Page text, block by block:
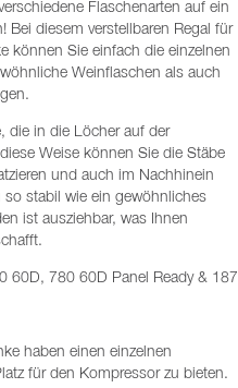
Flaschenarten auf ein
Bei diesem verstellbaren Regal für
können Sie einfach die einzelnen
Weinflaschen als auch
die in die Löcher auf der
Weise können Sie die Stäbe
und auch im Nachhinein
so stabil wie ein gewöhnliches
ist ausziehbar, was Ihnen
60D, 780 60D Panel Ready & 187
haben einen einzelnen
für den Kompressor zu bieten.